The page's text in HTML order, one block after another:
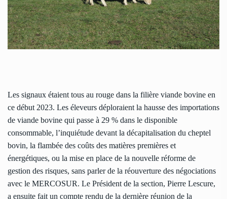
Les signaux étaient tous au rouge dans la filière viande bovine en
ce début 2023. Les éleveurs déploraient la hausse des importations
de viande bovine qui passe à 29 % dans le disponible
consommable, l’inquiétude devant la décapitalisation du cheptel
bovin, la flambée des coûts des matières premières et
énergétiques, ou la mise en place de la nouvelle réforme de
gestion des risques, sans parler de la réouverture des négociations
avec le MERCOSUR. Le Président de la section, Pierre Lescure,
a ensuite fait un compte rendu de la dernière réunion de la